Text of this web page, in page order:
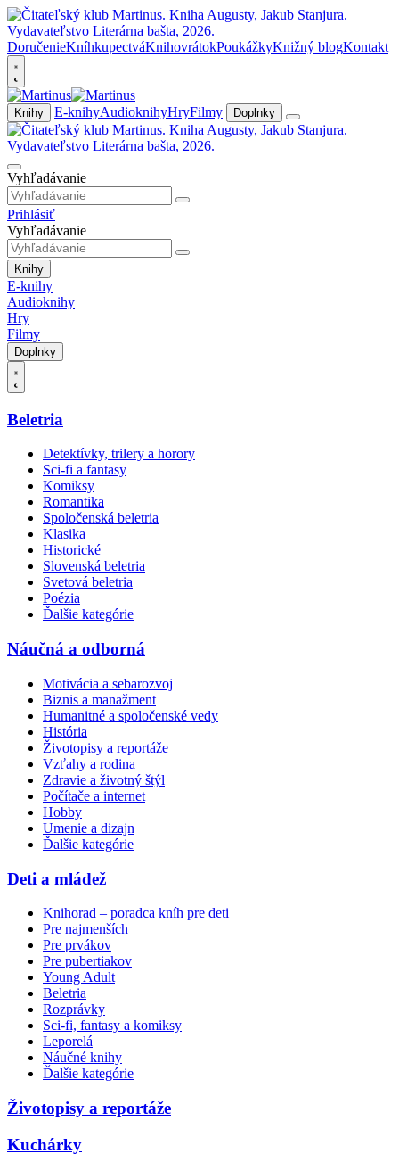
DoručenieKníhkupectváKnihovrátokPoukážkyKnižný blogKontakt
Knihy E-knihyAudioknihyHryFilmy Doplnky
Vyhľadávanie
Prihlásiť
Vyhľadávanie
Knihy
E-knihy
Audioknihy
Hry
Filmy
Doplnky
Beletria
Detektívky, trilery a horory
Sci-fi a fantasy
Komiksy
Romantika
Spoločenská beletria
Klasika
Historické
Slovenská beletria
Svetová beletria
Poézia
Ďalšie kategórie
Náučná a odborná
Motivácia a sebarozvoj
Biznis a manažment
Humanitné a spoločenské vedy
História
Životopisy a reportáže
Vzťahy a rodina
Zdravie a životný štýl
Počítače a internet
Hobby
Umenie a dizajn
Ďalšie kategórie
Deti a mládež
Knihorad – poradca kníh pre deti
Pre najmenších
Pre prvákov
Pre pubertiakov
Young Adult
Beletria
Rozprávky
Sci-fi, fantasy a komiksy
Leporelá
Náučné knihy
Ďalšie kategórie
Životopisy a reportáže
Kuchárky